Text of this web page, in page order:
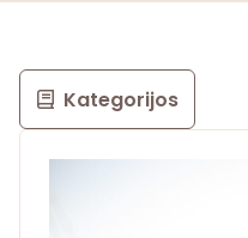
Kategorijos